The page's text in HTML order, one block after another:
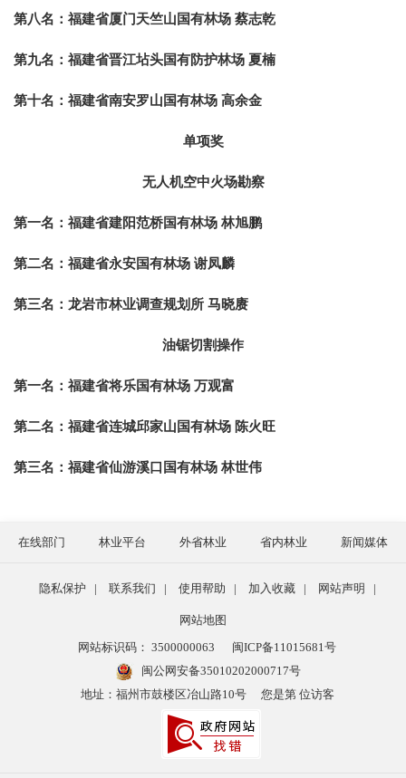
第八名： 福建省厦门天竺山国有林场 蔡志乾
第九名： 福建省晋江坫头国有防护林场 夏楠
第十名： 福建省南安罗山国有林场 高余金
单项奖
无人机空中火场勘察
第一名： 福建省建阳范桥国有林场 林旭鹏
第二名： 福建省永安国有林场 谢凤麟
第三名： 龙岩市林业调查规划所 马晓赓
油锯切割操作
第一名： 福建省将乐国有林场 万观富
第二名： 福建省连城邱家山国有林场 陈火旺
第三名： 福建省仙游溪口国有林场 林世伟
在线部门 林业平台 外省林业 省内林业 新闻媒体
隐私保护 | 联系我们 | 使用帮助 | 加入收藏 | 网站声明 |
网站地图
网站标识码： 3500000063
闽ICP备11015681号
闽公网安备35010202000717号
地址：福州市鼓楼区冶山路10号
您是第 位访客